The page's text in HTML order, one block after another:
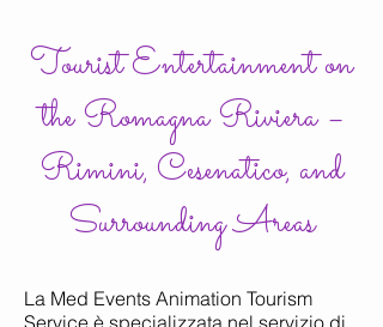
Tourist Entertainment on
the Romagna Riviera –
Rimini, Cesenatico, and
Surrounding Areas
La Med Events Animation Tourism
Service è specializzata nel servizio di